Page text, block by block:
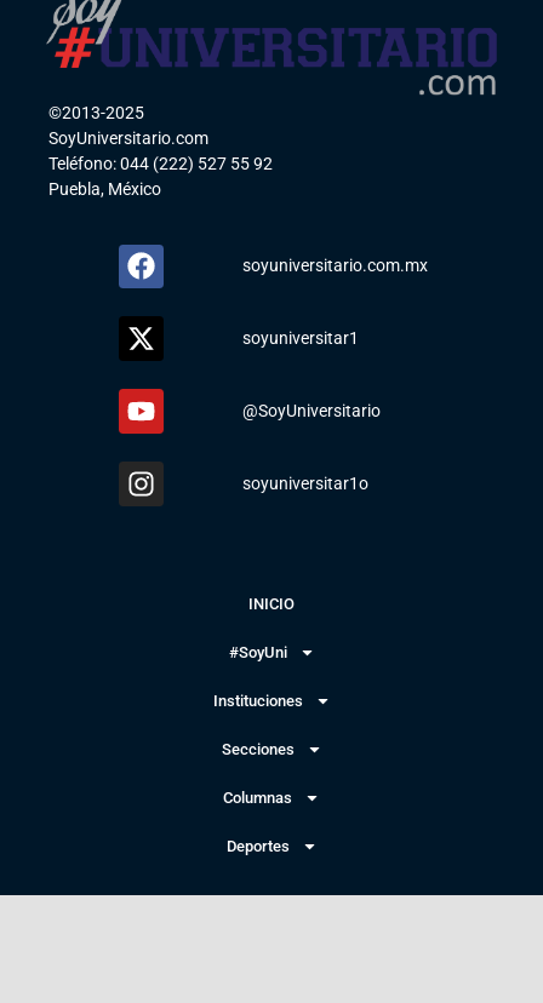
©2013-2025
SoyUniversitario.com
Teléfono: 044 (222) 527 55 92
Puebla, México
soyuniversitario.com.mx
soyuniversitar1
@SoyUniversitario
soyuniversitar1o
INICIO
#SoyUni
Instituciones
Secciones
Columnas
Deportes